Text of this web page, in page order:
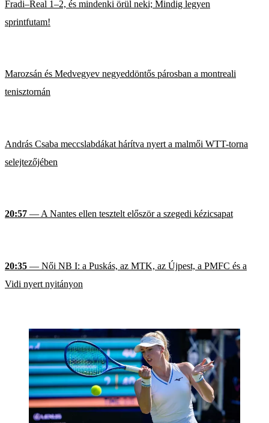
Fradi–Real 1–2, és mindenki örül neki; Mindig legyen
sprintfutam!
Marozsán és Medvegyev negyeddöntős párosban a montreali
tenisztornán
András Csaba meccslabdákat hárítva nyert a malmői WTT-torna
selejtezőjében
20:57 — A Nantes ellen tesztelt először a szegedi kézicsapat
20:35 — Női NB I: a Puskás, az MTK, az Újpest, a PMFC és a
Vidi nyert nyitányon